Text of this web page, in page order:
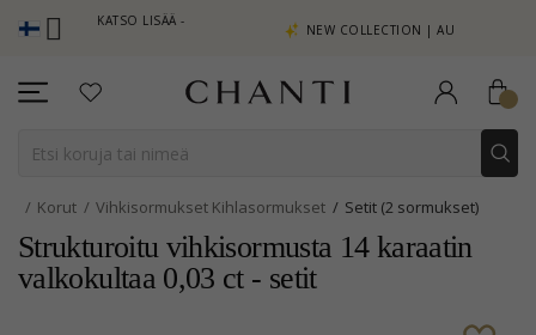
KATSO LISÄÄ -
NEW COLLECTION | AURA
Korut Vihkisormukset Kihlasormukset Setit (2 sormukset)
Strukturoitu vihkisormusta 14 karaatin
valkokultaa 0,03 ct - setit